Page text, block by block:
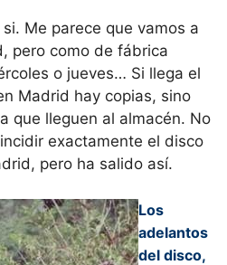
Me parece que vamos a
pero como de fábrica
o jueves… Si llega el
Madrid hay copias, sino
que lleguen al almacén. No
exactamente el disco
pero ha salido así.
Los
adelantos
del disco,